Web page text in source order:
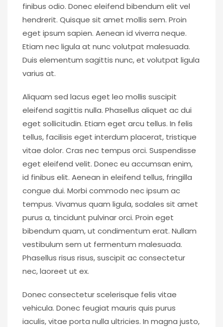
finibus odio. Donec eleifend bibendum elit vel
hendrerit. Quisque sit amet mollis sem. Proin
eget ipsum sapien. Aenean id viverra neque.
Etiam nec ligula at nunc volutpat malesuada.
Duis elementum sagittis nunc, et volutpat ligula
varius at.
Aliquam sed lacus eget leo mollis suscipit
eleifend sagittis nulla. Phasellus aliquet ac dui
eget sollicitudin. Etiam eget arcu tellus. In felis
tellus, facilisis eget interdum placerat, tristique
vitae dolor. Cras nec tempus orci. Suspendisse
eget eleifend velit. Donec eu accumsan enim,
id finibus elit. Aenean in eleifend tellus, fringilla
congue dui. Morbi commodo nec ipsum ac
tempus. Vivamus quam ligula, sodales sit amet
purus a, tincidunt pulvinar orci. Proin eget
bibendum quam, ut condimentum erat. Nullam
vestibulum sem ut fermentum malesuada.
Phasellus risus risus, suscipit ac consectetur
nec, laoreet ut ex.
Donec consectetur scelerisque felis vitae
vehicula. Donec feugiat mauris quis purus
iaculis, vitae porta nulla ultricies. In magna justo,